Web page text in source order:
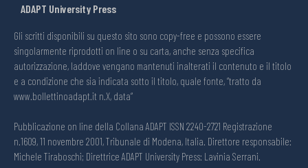
ADAPT University Press
Gli scritti disponibili su questo sito sono copy-free e possono essere
singolarmente riprodotti on line o su carta, anche senza specifica
autorizzazione, laddove vengano mantenuti inalterati il contenuto e il titolo
e a condizione che sia indicata sotto il titolo, quale fonte, “tratto da
www.bollettinoadapt.it n.X, data“
Pubblicazione on line della Collana ADAPT ISSN 2240-2721 Registrazione
n.1609, 11 novembre 2001, Tribunale di Modena, Italia. Direttore responsabile:
Michele Tiraboschi; Direttrice ADAPT University Press: Lavinia Serrani.